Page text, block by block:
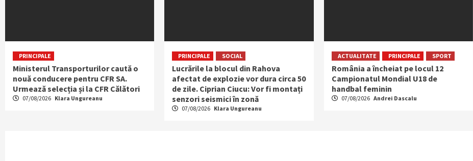
PRINCIPALE
Ministerul Transporturilor caută o
nouă conducere pentru CFR SA.
Urmează selecția și la CFR Călători
07/08/2026 Klara Ungureanu
PRINCIPALE SOCIAL
Lucrările la blocul din Rahova
afectat de explozie vor dura circa 50
de zile. Ciprian Ciucu: Vor fi montați
senzori seismici în zonă
07/08/2026 Klara Ungureanu
ACTUALITATE PRINCIPALE SPORT
România a încheiat pe locul 12
Campionatul Mondial U18 de
handbal feminin
07/08/2026 Andrei Dascalu